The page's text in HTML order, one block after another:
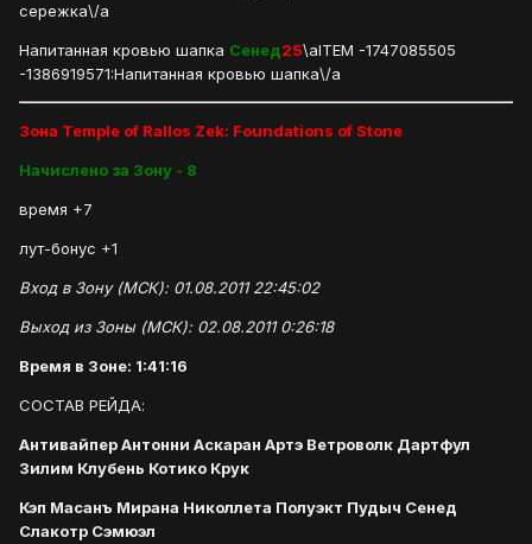
сережка\/a
Напитанная кровью шапка Сенед25\aITEM -1747085505
-1386919571:Напитанная кровью шапка\/a
Зона Temple of Rallos Zek: Foundations of Stone
Начислено за Зону - 8
время +7
лут-бонус +1
Вход в Зону (МСК): 01.08.2011 22:45:02
Выход из Зоны (МСК): 02.08.2011 0:26:18
Время в Зоне: 1:41:16
СОСТАВ РЕЙДА:
Антивайпер Антонни Аскаран Артэ Ветроволк Дартфул
Зилим Клубень Котико Крук
Кэп Масанъ Мирана Николлета Полуэкт Пудыч Сенед
Слакотр Сэмюэл